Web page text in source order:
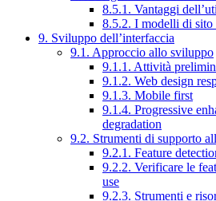
8.5.1. Vantaggi
8.5.2. I modelli di
9. Sviluppo dell’interfaccia
9.1. Approccio allo sviluppo
9.1.1. Attività
9.1.2. Web design
9.1.3. Mobile first
9.1.4. Progressive
degradation
9.2. Strumenti di supporto
9.2.1. Feature
9.2.2. Verificare le
use
9.2.3. Strumenti e